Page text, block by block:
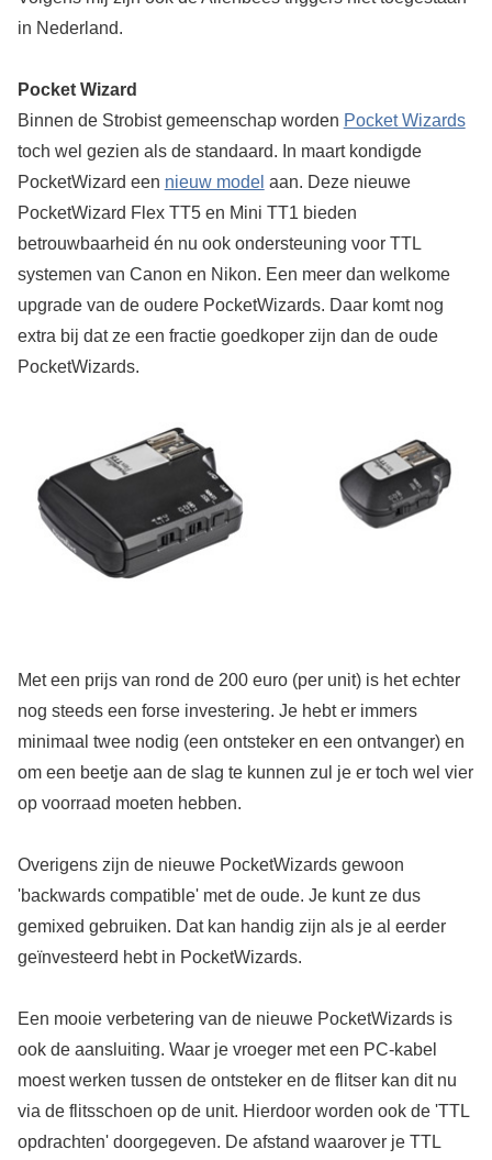
in Nederland.
Pocket Wizard
Binnen de Strobist gemeenschap worden Pocket Wizards
toch wel gezien als de standaard. In maart kondigde
PocketWizard een nieuw model aan. Deze nieuwe
PocketWizard Flex TT5 en Mini TT1 bieden
betrouwbaarheid én nu ook ondersteuning voor TTL
systemen van Canon en Nikon. Een meer dan welkome
upgrade van de oudere PocketWizards. Daar komt nog
extra bij dat ze een fractie goedkoper zijn dan de oude
PocketWizards.
Met een prijs van rond de 200 euro (per unit) is het echter
nog steeds een forse investering. Je hebt er immers
minimaal twee nodig (een ontsteker en een ontvanger) en
om een beetje aan de slag te kunnen zul je er toch wel vier
op voorraad moeten hebben.
Overigens zijn de nieuwe PocketWizards gewoon
'backwards compatible' met de oude. Je kunt ze dus
gemixed gebruiken. Dat kan handig zijn als je al eerder
geïnvesteerd hebt in PocketWizards.
Een mooie verbetering van de nieuwe PocketWizards is
ook de aansluiting. Waar je vroeger met een PC-kabel
moest werken tussen de ontsteker en de flitser kan dit nu
via de flitsschoen op de unit. Hierdoor worden ook de 'TTL
opdrachten' doorgegeven. De afstand waarover je TTL